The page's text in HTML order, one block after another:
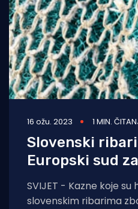
16 ožu. 2023 1 MIN.
Slovenski
Europski sud
SVIJET - Kazne koje
slovenskim ribarima